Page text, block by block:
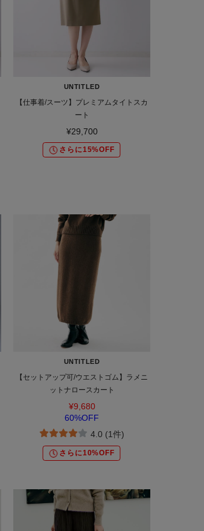
UNTITLED
【仕事着/スーツ】プレミアムタイトスカ
ート
¥29,700
さらに15%OFF
UNTITLED
【セットアップ可/ウエストゴム】ラメニ
ットナロースカート
¥9,680
60%OFF
4.0 (1件)
さらに10%OFF